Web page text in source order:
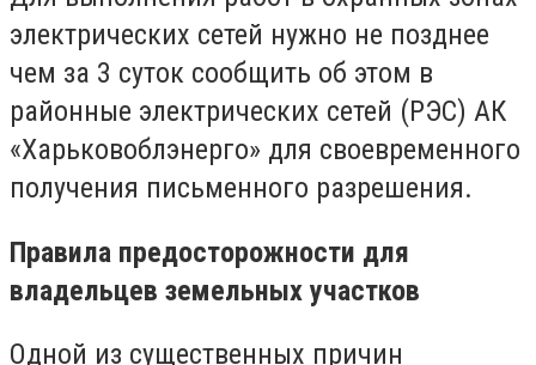
электрических сетей нужно не позднее
чем за 3 суток сообщить об этом в
районные электрических сетей (РЭС) АК
«Харьковоблэнерго» для своевременного
получения письменного разрешения.
Правила предосторожности для
владельцев земельных участков
Одной из существенных причин